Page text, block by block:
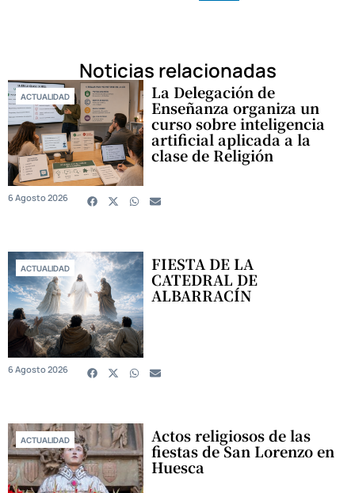
Noticias relacionadas
ACTUALIDAD La Delegación de
Enseñanza organiza un
curso sobre inteligencia
artificial aplicada a la
clase de Religión
6 Agosto 2026
ACTUALIDAD FIESTA DE LA
CATEDRAL DE
ALBARRACÍN
6 Agosto 2026
ACTUALIDAD Actos religiosos de las
fiestas de San Lorenzo en
Huesca